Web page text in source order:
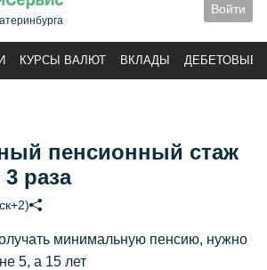
Войти
КУРСЫ ВАЛЮТ ВКЛАДЫ ДЕБЕТОВЫЕ
пенсионный стаж
раза
минимальную пенсию, нужно
5, а 15 лет